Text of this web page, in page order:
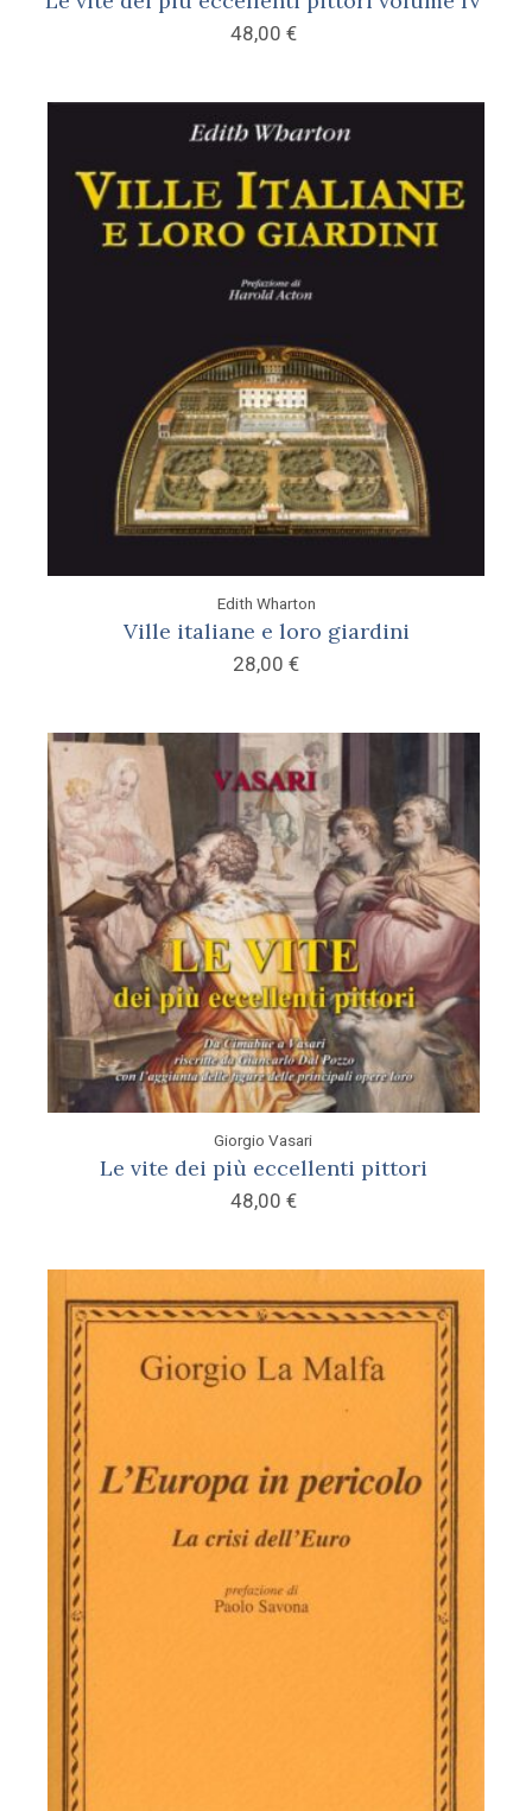
48,00 €
Edith Wharton
Ville italiane e loro giardini
28,00 €
Giorgio Vasari
Le vite dei più eccellenti pittori
48,00 €